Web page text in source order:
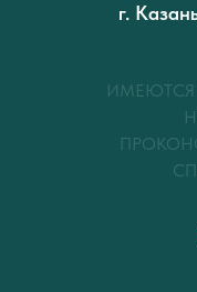
г.
ИМЕЮТСЯ